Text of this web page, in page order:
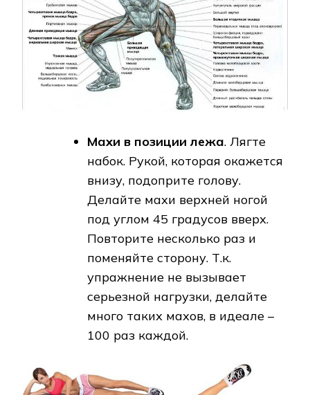
Махи в позиции лежа. Лягте
набок. Рукой, которая окажется
внизу, подоприте голову.
Делайте махи верхней ногой
под углом 45 градусов вверх.
Повторите несколько раз и
поменяйте сторону. Т.к.
упражнение не вызывает
серьезной нагрузки, делайте
много таких махов, в идеале –
100 раз каждой.